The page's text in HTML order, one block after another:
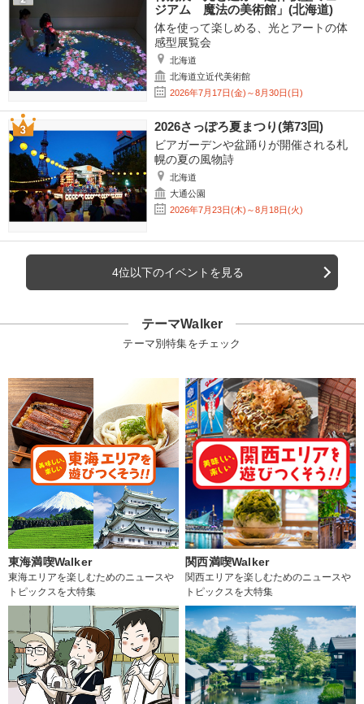
ジアム 魔法の美術館」(北海道)
体を使って楽しめる、光とアートの体
感型展覧会
北海道
北海道立近代美術館
2026年7月17日(金)～8月30日(日)
2026さっぽろ夏まつり(第73回)
ビアガーデンや盆踊りが開催される札
幌の夏の風物詩
北海道
大通公園
2026年7月23日(木)～8月18日(火)
4位以下のイベントを見る
テーマWalker
テーマ別特集をチェック
東海満喫Walker
東海エリアを楽しむためのニュースや
トピックスを大特集
関西満喫Walker
関西エリアを楽しむためのニュースや
トピックスを大特集